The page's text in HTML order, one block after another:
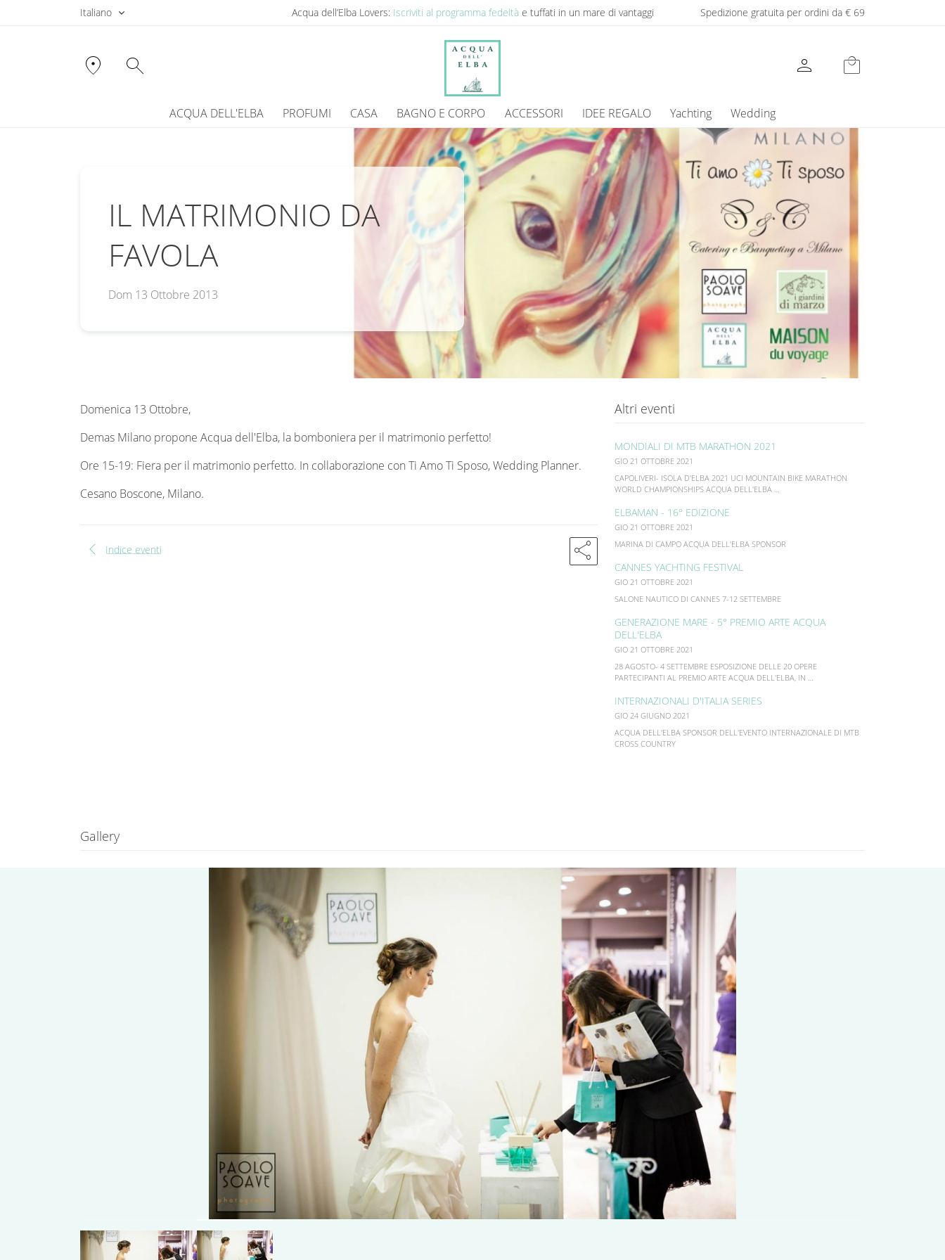
Italiano Acqua dell’Elba Lovers: Iscriviti al programma fedeltàe tuffati in un mare di vantaggi Spedizione gratuita per ordini da € 69
location_on search person local_mall
ACQUA DELL'ELBA PROFUMI CASA BAGNO E CORPO ACCESSORI IDEE REGALO Yachting Wedding
IL MATRIMONIO DA
FAVOLA
Dom 13 Ottobre 2013
Domenica 13 Ottobre,
Demas Milano propone Acqua dell'Elba, la bomboniera per il matrimonio perfetto!
Ore 15-19: Fiera per il matrimonio perfetto. In collaborazione con Ti Amo Ti Sposo, Wedding Planner.
Cesano Boscone, Milano.
chevron_left Indice eventi share
Altri eventi
MONDIALI DI MTB MARATHON 2021
GIO 21 OTTOBRE 2021
CAPOLIVERI- ISOLA D'ELBA 2021 UCI MOUNTAIN BIKE MARATHON
WORLD CHAMPIONSHIPS ACQUA DELL'ELBA …
ELBAMAN - 16° EDIZIONE
GIO 21 OTTOBRE 2021
MARINA DI CAMPO ACQUA DELL'ELBA SPONSOR
CANNES YACHTING FESTIVAL
GIO 21 OTTOBRE 2021
SALONE NAUTICO DI CANNES 7-12 SETTEMBRE
GENERAZIONE MARE - 5° PREMIO ARTE ACQUA
DELL'ELBA
GIO 21 OTTOBRE 2021
28 AGOSTO- 4 SETTEMBRE ESPOSIZIONE DELLE 20 OPERE
PARTECIPANTI AL PREMIO ARTE ACQUA DELL'ELBA, IN …
INTERNAZIONALI D'ITALIA SERIES
GIO 24 GIUGNO 2021
ACQUA DELL'ELBA SPONSOR DELL'EVENTO INTERNAZIONALE DI MTB
CROSS COUNTRY
Gallery